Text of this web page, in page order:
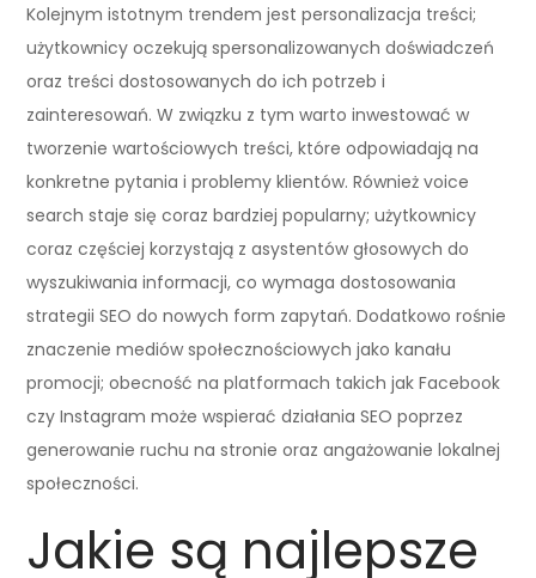
Kolejnym istotnym trendem jest personalizacja treści;
użytkownicy oczekują spersonalizowanych doświadczeń
oraz treści dostosowanych do ich potrzeb i
zainteresowań. W związku z tym warto inwestować w
tworzenie wartościowych treści, które odpowiadają na
konkretne pytania i problemy klientów. Również voice
search staje się coraz bardziej popularny; użytkownicy
coraz częściej korzystają z asystentów głosowych do
wyszukiwania informacji, co wymaga dostosowania
strategii SEO do nowych form zapytań. Dodatkowo rośnie
znaczenie mediów społecznościowych jako kanału
promocji; obecność na platformach takich jak Facebook
czy Instagram może wspierać działania SEO poprzez
generowanie ruchu na stronie oraz angażowanie lokalnej
społeczności.
Jakie są najlepsze